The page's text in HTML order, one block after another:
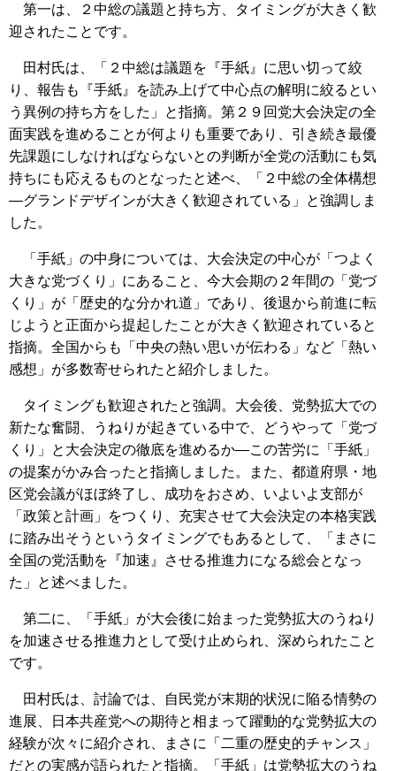
第一は、２中総の議題と持ち方、タイミングが大きく歓
迎されたことです。
田村氏は、「２中総は議題を『手紙』に思い切って絞
り、報告も『手紙』を読み上げて中心点の解明に絞るとい
う異例の持ち方をした」と指摘。第２９回党大会決定の全
面実践を進めることが何よりも重要であり、引き続き最優
先課題にしなければならないとの判断が全党の活動にも気
持ちにも応えるものとなったと述べ、「２中総の全体構想
―グランドデザインが大きく歓迎されている」と強調しま
した。
「手紙」の中身については、大会決定の中心が「つよく
大きな党づくり」にあること、今大会期の２年間の「党づ
くり」が「歴史的な分かれ道」であり、後退から前進に転
じようと正面から提起したことが大きく歓迎されていると
指摘。全国からも「中央の熱い思いが伝わる」など「熱い
感想」が多数寄せられたと紹介しました。
タイミングも歓迎されたと強調。大会後、党勢拡大での
新たな奮闘、うねりが起きている中で、どうやって「党づ
くり」と大会決定の徹底を進めるか―この苦労に「手紙」
の提案がかみ合ったと指摘しました。また、都道府県・地
区党会議がほぼ終了し、成功をおさめ、いよいよ支部が
「政策と計画」をつくり、充実させて大会決定の本格実践
に踏み出そうというタイミングでもあるとして、「まさに
全国の党活動を『加速』させる推進力になる総会となっ
た」と述べました。
第二に、「手紙」が大会後に始まった党勢拡大のうねり
を加速させる推進力として受け止められ、深められたこと
です。
田村氏は、討論では、自民党が末期的状況に陥る情勢の
進展、日本共産党への期待と相まって躍動的な党勢拡大の
経験が次々に紹介され、まさに「二重の歴史的チャンス」
だとの実感が語られたと指摘。「手紙」は党勢拡大のうね